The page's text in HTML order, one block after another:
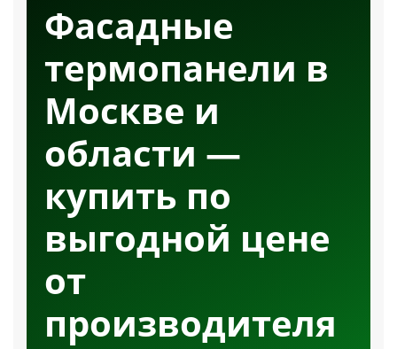
Фасадные
термопанели в
Москве и
области —
купить по
выгодной цене
от
производителя